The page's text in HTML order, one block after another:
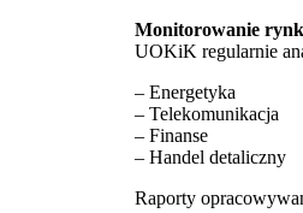
Monitorowanie
UOKiK regularnie
– Energetyka
– Telekomunikacja
– Finanse
– Handel detaliczny
Raporty